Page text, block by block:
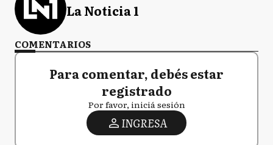
La Noticia 1
COMENTARIOS
Para comentar, debés estar
registrado
Por favor, iniciá sesión
INGRESA